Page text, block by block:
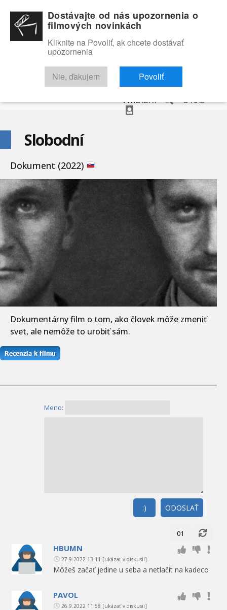
RECENZIE TRAILERY FILMOVÁ DATABÁZA
VYHĽADAŤ O NÁS
Slobodní
Dokument (2022)
Dokumentárny film o tom, ako človek môže zmeniť
svet, ale nemôže to urobiť sám.
Meno:
ODOSLAŤ
:)
01
HBUMN
27.9.2022 13:11 [ukázať v diskusii]
Môžeš začať jedine u seba a netlačít na kadeco
PAVOL
26.9.2022 11:58 [ukázať v diskusii]
Dostávajte od nás upozornenia o
filmových novinkách
Kliknite na Povoliť, ak chcete dostávať
upozornenia
Nie, ďakujem Povoliť